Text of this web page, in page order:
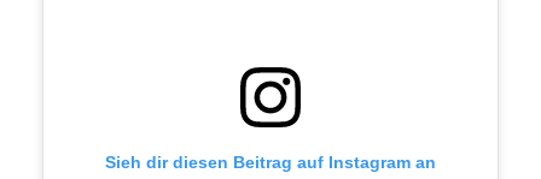
Sieh dir diesen Beitrag auf Instagram an